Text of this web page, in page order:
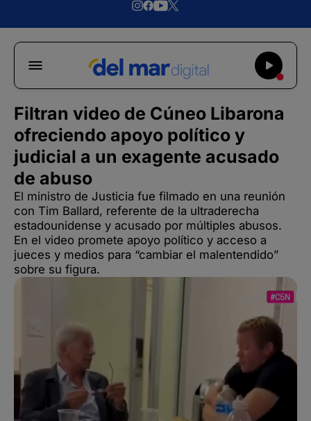
Filtran video de Cúneo Libarona
ofreciendo apoyo político y
judicial a un exagente acusado
de abuso
El ministro de Justicia fue filmado en una reunión
con Tim Ballard, referente de la ultraderecha
estadounidense y acusado por múltiples abusos.
En el video promete apoyo político y acceso a
jueces y medios para “cambiar el malentendido”
sobre su figura.